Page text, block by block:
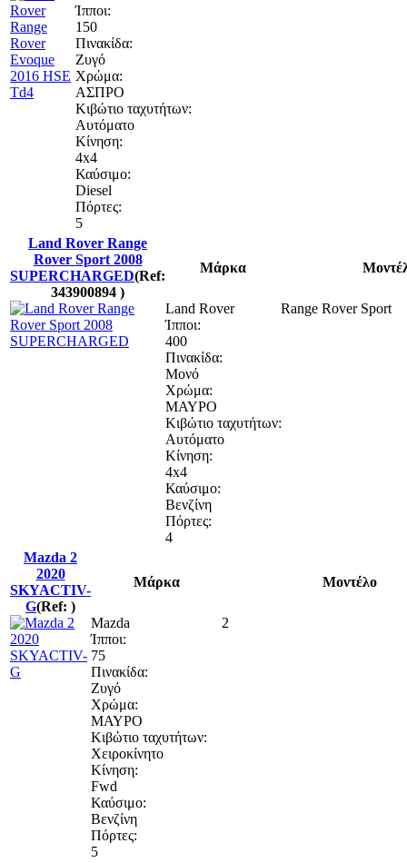
Ίπποι:
150
Πινακίδα:
Ζυγό
Χρώμα:
ΑΣΠΡΟ
Κιβώτιο ταχυτήτων:
Αυτόματο
Κίνηση:
4x4
Καύσιμο:
Diesel
Πόρτες:
5
Land Rover Range
Rover Sport 2008
SUPERCHARGED(Ref:
343900894 )
Μάρκα
Land Rover
Range Rover Sport
Ίπποι:
400
Πινακίδα:
Μονό
Χρώμα:
ΜΑΥΡΟ
Κιβώτιο ταχυτήτων:
Αυτόματο
Κίνηση:
4x4
Καύσιμο:
Βενζίνη
Πόρτες:
4
Mazda 2
2020
SKYACTIV-
G(Ref: )
Μάρκα Μοντέλο
Mazda
2
Ίπποι:
75
Πινακίδα:
Ζυγό
Χρώμα:
ΜΑΥΡΟ
Κιβώτιο ταχυτήτων:
Χειροκίνητο
Κίνηση:
Fwd
Καύσιμο:
Βενζίνη
Πόρτες:
5